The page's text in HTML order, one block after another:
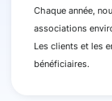
Chaque année,
associations
Les clients et les
bénéficiaires.